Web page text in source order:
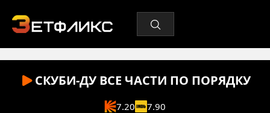
СКУБИ-ДУ ВСЕ ЧАСТИ ПО ПОРЯДКУ
7.20 7.90